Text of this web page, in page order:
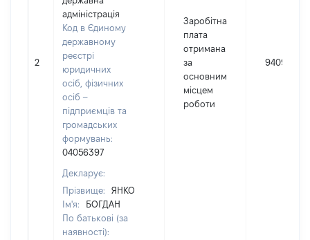
2
адміністрація
Код в Єдиному
державному
реєстрі
юридичних
осіб, фізичних
осіб –
підприємців та
громадських
формувань:
04056397
Декларує:
Прізвище:
ЯНКО
Ім'я:
БОГДАН
По батькові (за
наявності):
Заробітна
плата
отримана
за
основним
місцем
роботи
94095